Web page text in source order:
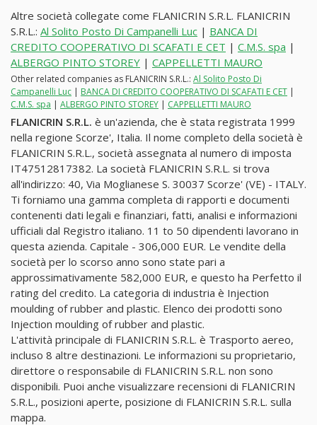
Altre società collegate come FLANICRIN S.R.L. FLANICRIN
S.R.L.: Al Solito Posto Di Campanelli Luc | BANCA DI
CREDITO COOPERATIVO DI SCAFATI E CET | C.M.S. spa |
ALBERGO PINTO STOREY | CAPPELLETTI MAURO
Other related companies as FLANICRIN S.R.L.: Al Solito Posto Di
Campanelli Luc | BANCA DI CREDITO COOPERATIVO DI SCAFATI E CET |
C.M.S. spa | ALBERGO PINTO STOREY | CAPPELLETTI MAURO
FLANICRIN S.R.L. è un'azienda, che è stata registrata 1999
nella regione Scorze', Italia. Il nome completo della società è
FLANICRIN S.R.L., società assegnata al numero di imposta
IT47512817382. La società FLANICRIN S.R.L. si trova
all'indirizzo: 40, Via Moglianese S. 30037 Scorze' (VE) - ITALY.
Ti forniamo una gamma completa di rapporti e documenti
contenenti dati legali e finanziari, fatti, analisi e informazioni
ufficiali dal Registro italiano. 11 to 50 dipendenti lavorano in
questa azienda. Capitale - 306,000 EUR. Le vendite della
società per lo scorso anno sono state pari a
approssimativamente 582,000 EUR, e questo ha Perfetto il
rating del credito. La categoria di industria è Injection
moulding of rubber and plastic. Elenco dei prodotti sono
Injection moulding of rubber and plastic.
L'attività principale di FLANICRIN S.R.L. è Trasporto aereo,
incluso 8 altre destinazioni. Le informazioni su proprietario,
direttore o responsabile di FLANICRIN S.R.L. non sono
disponibili. Puoi anche visualizzare recensioni di FLANICRIN
S.R.L., posizioni aperte, posizione di FLANICRIN S.R.L. sulla
mappa.